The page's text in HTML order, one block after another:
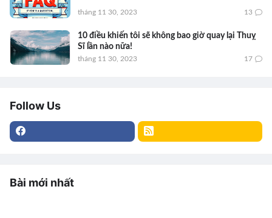
tháng 11 30, 2023 13
10 điều khiến tôi sẽ không bao giờ quay lại Thuỵ
Sĩ lần nào nữa!
tháng 11 30, 2023 17
Follow Us
Bài mới nhất